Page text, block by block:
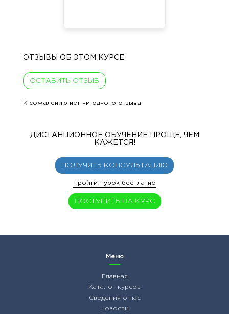
ОТЗЫВЫ ОБ ЭТОМ КУРСЕ
ОСТАВИТЬ ОТЗЫВ
К сожалению нет ни одного отзыва.
ДИСТАНЦИОННОЕ ОБУЧЕНИЕ ПРОЩЕ, ЧЕМ
КАЖЕТСЯ!
ПОЛУЧИТЬ КОНСУЛЬТАЦИЮ
Пройти 1 урок бесплатно
ПОСТУПИТЬ НА КУРС
Меню
Главная
Каталог курсов
Сведения о нас
Новости